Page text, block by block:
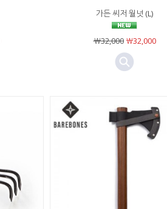
가든 씨저 월넛 (L)
￦32,000￦32,000